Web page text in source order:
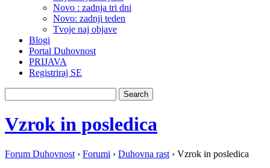
Novo : zadnja tri dni
Novo: zadnji teden
Tvoje naj objave
Blogi
Portal Duhovnost
PRIJAVA
Registriraj SE
Vzrok in posledica
Forum Duhovnost › Forumi › Duhovna rast › Vzrok in posledica